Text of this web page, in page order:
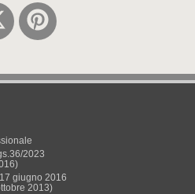
2023
giugno 2016
2013)